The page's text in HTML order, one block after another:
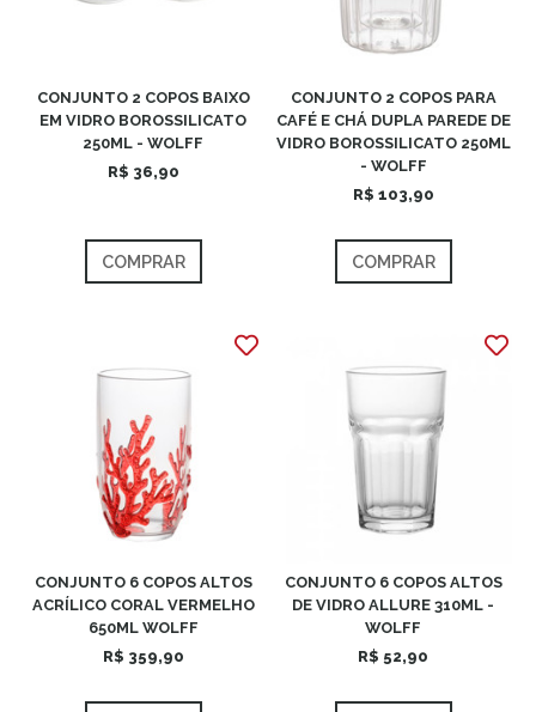
CONJUNTO 2 COPOS BAIXO
EM VIDRO BOROSSILICATO
250ML - WOLFF
R$ 36,90
COMPRAR
CONJUNTO 2 COPOS PARA
CAFÉ E CHÁ DUPLA PAREDE DE
VIDRO BOROSSILICATO 250ML
- WOLFF
R$ 103,90
COMPRAR
CONJUNTO 6 COPOS ALTOS
ACRÍLICO CORAL VERMELHO
650ML WOLFF
R$ 359,90
CONJUNTO 6 COPOS ALTOS
DE VIDRO ALLURE 310ML -
WOLFF
R$ 52,90